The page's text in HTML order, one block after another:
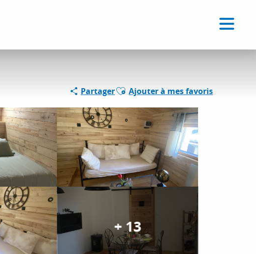
PartagerAjouter aux favoris
Ajouter à mes favoris
+ 13